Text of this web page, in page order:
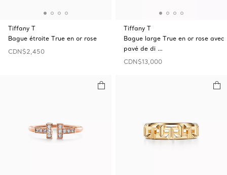
Tiffany T
Bague étroite True en or rose
CDN$2,450
Tiffany T
Bague large True en or rose avec
pavé de di …
CDN$13,000